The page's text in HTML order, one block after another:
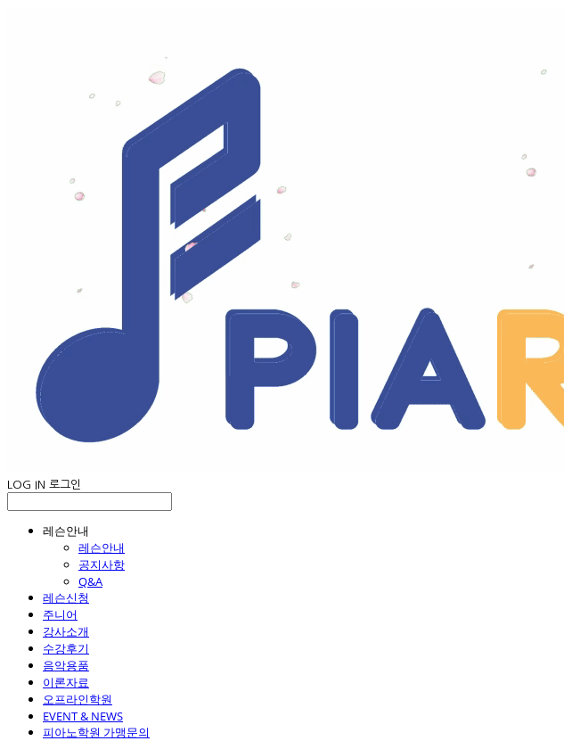
LOG IN 로그인
레슨안내
레슨안내
공지사항
Q&A
레슨신청
주니어
강사소개
수강후기
음악용품
이론자료
오프라인학원
EVENT & NEWS
피아노학원 가맹문의